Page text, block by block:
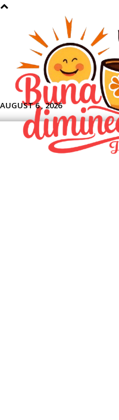
AUGUST 6 , 2026